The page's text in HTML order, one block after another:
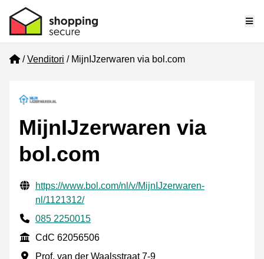
Home
Venditori MijnIJzerwaren via bol.com
MijnIJzerwaren via
bol.com
Informazioni di contatto verificate
Website URL
https://www.bol.com/nl/v/MijnIJzerwaren-
nl/1121312/
Phone number
085 2250015
CdC
CdC 62056506
Indirizzo commerciale
Prof. van der Waalsstraat 7-9